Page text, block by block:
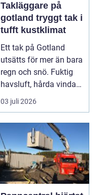
Takläggare på
gotland tryggt tak i
tufft kustklimat
Ett tak på Gotland
utsätts för mer än bara
regn och snö. Fuktig
havsluft, hårda vindar,
saltstänk oc...
03 juli 2026